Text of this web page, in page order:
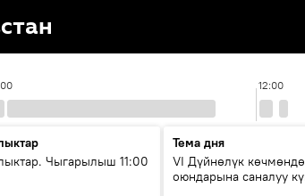
12:00
Чыгарылыш 11:00
Тема дня
VI Дүйнөлүк
оюндарына саналуу